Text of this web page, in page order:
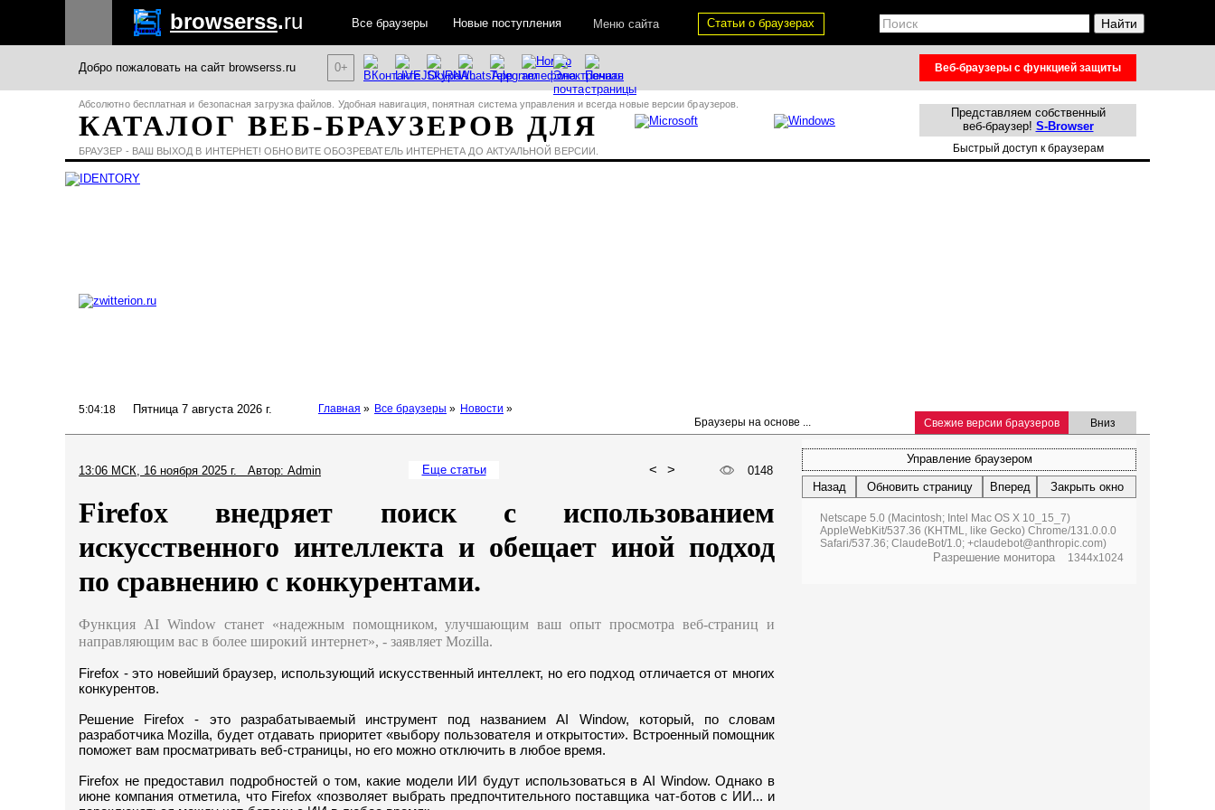
Вниз
Свежие версии браузеров
5:04:19 Пятница 7 августа 2026 г. Главная » Все браузеры » Новости »
13:06 МСК, 16 ноября 2025 г. Автор: Admin
Firefox внедряет поиск с использованием
искусственного интеллекта и обещает иной подход
по сравнению с конкурентами.
Функция AI Window станет «надежным помощником, улучшающим ваш опыт просмотра веб-страниц и
направляющим вас в более широкий интернет», - заявляет Mozilla.
Firefox - это новейший браузер, использующий искусственный интеллект, но его подход отличается от многих
конкурентов.
Решение Firefox - это разрабатываемый инструмент под названием AI Window, который, по словам
разработчика Mozilla, будет отдавать приоритет «выбору пользователя и открытости». Встроенный помощник
поможет вам просматривать веб-страницы, но его можно отключить в любое время.
Firefox не предоставил подробностей о том, какие модели ИИ будут использоваться в AI Window. Однако в
июне компания отметила, что Firefox «позволяет выбрать предпочтительного поставщика чат-ботов с ИИ... и
1344x1024
Netscape 5.0 (Macintosh; Intel Mac OS X 10_15_7)
AppleWebKit/537.36 (KHTML, like Gecko) Chrome/131.0.0.0
Safari/537.36; ClaudeBot/1.0; +claudebot@anthropic.com)
Разрешение монитора
Назад Вперед
Обновить страницу Закрыть окно
Управление браузером
0148
Еще статьи < >
Браузеры на основе ...
КАТАЛОГ ВЕБ-БРАУЗЕРОВ ДЛЯ
Абсолютно бесплатная и безопасная загрузка файлов. Удобная навигация, понятная система управления и всегда новые версии браузеров.
БРАУЗЕР - ВАШ ВЫХОД В ИНТЕРНЕТ! ОБНОВИТЕ ОБОЗРЕВАТЕЛЬ ИНТЕРНЕТА ДО АКТУАЛЬНОЙ ВЕРСИИ.
Представляем собственный
веб-браузер! S-Browser
Быстрый доступ к браузерам
0+ Веб-браузеры с функцией защиты
Добро пожаловать на сайт browserss.ru
Статьи о браузерах
browserss.ru Все браузеры Новые поступления Меню сайта